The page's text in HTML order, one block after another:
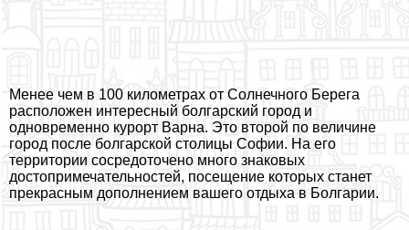
Менее чем в 100 километрах от Солнечного Берега
расположен интересный болгарский город и
одновременно курорт Варна. Это второй по величине
город после болгарской столицы Софии. На его
территории сосредоточено много знаковых
достопримечательностей, посещение которых станет
прекрасным дополнением вашего отдыха в Болгарии.